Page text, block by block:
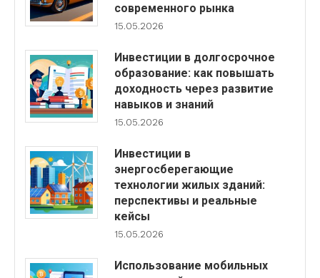
современного рынка
15.05.2026
Инвестиции в долгосрочное
образование: как повышать
доходность через развитие
навыков и знаний
15.05.2026
Инвестиции в
энергосберегающие
технологии жилых зданий:
перспективы и реальные
кейсы
15.05.2026
Использование мобильных